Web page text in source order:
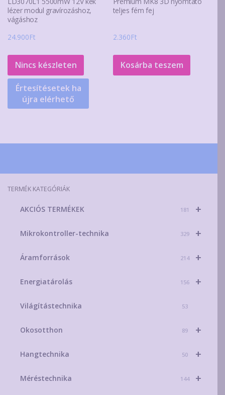
lézer modul gravírozáshoz,
vágáshoz
24.900Ft
Nincs készleten
Értesítésetek ha
újra elérhető
teljes fém fej
2.360Ft
Kosárba teszem
TERMÉK KATEGÓRIÁK
+
AKCIÓS TERMÉKEK 181
+
Mikrokontroller-technika 329
+
Áramforrások 214
+
Energiatárolás 156
Világítástechnika 53
+
Okosotthon 89
+
Hangtechnika 50
+
Méréstechnika 144